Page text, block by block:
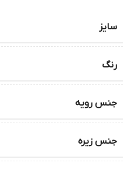
سایز
رنگ
جنس رویه
جنس زیره